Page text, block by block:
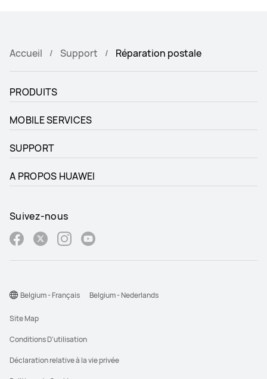
Accueil Support Réparation postale
PRODUITS
MOBILE SERVICES
SUPPORT
A PROPOS HUAWEI
Suivez-nous
Site Map
Conditions D'utilisation
Déclaration relative à la vie privée
Belgium - Français Belgium - Nederlands